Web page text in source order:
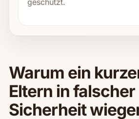
geschützt.
Warum ein
Eltern in falscher
Sicherheit